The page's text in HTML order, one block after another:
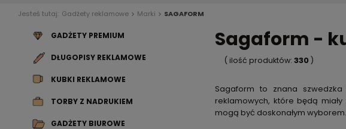
Jesteś tutaj: Gadżety reklamowe Marki SAGAFORM
GADŻETY PREMIUM
DŁUGOPISY REKLAMOWE
KUBKI REKLAMOWE
TORBY Z NADRUKIEM
GADŻETY BIUROWE
Sagaform -
( ilość produktów: 330 )
Sagaform to znana
reklamowych, które będą
mogą być doskonałym wyborem.